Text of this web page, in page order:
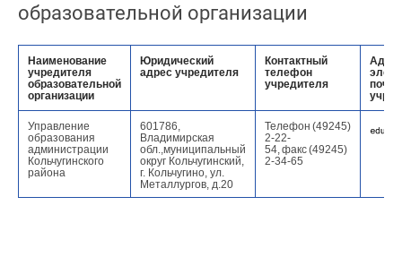
образовательной организации
Наименование
учредителя
образовательной
организации
Юридический
адрес учредителя
Контактный
телефон
учредителя
почты
Управление
образования
администрации
Кольчугинского
района
601786,
Владимирская
обл.,муниципальный
округ Кольчугинский,
г. Кольчугино, ул.
Металлургов, д.20
Телефон (49245)
2-22-
54, факс (49245)
2-34-65